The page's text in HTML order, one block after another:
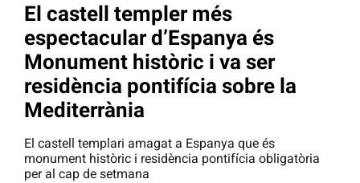
El castell templer més
espectacular d’Espanya és
Monument històric i va ser
residència pontifícia sobre la
Mediterrània
El castell templari amagat a Espanya que és
monument històric i residència pontifícia obligatòria
per al cap de setmana